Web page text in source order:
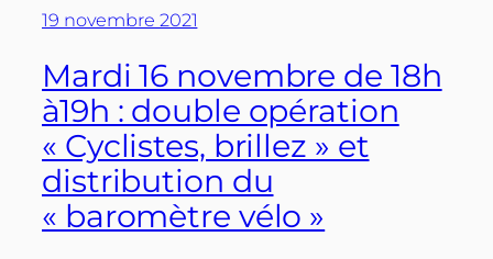
19 novembre 2021
Mardi 16 novembre de 18h
à19h : double opération
« Cyclistes, brillez » et
distribution du
« baromètre vélo »